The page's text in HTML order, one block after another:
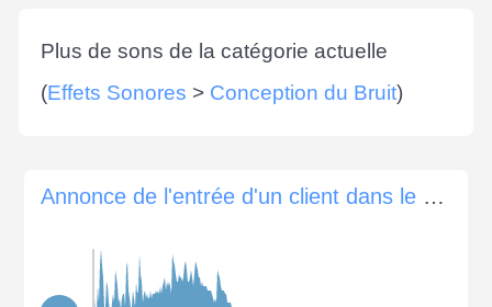
Plus de sons de la catégorie actuelle
(Effets Sonores > Conception du Bruit)
Annonce de l'entrée d'un client dans le magasin